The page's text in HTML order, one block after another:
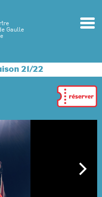
Gaulle
21/22